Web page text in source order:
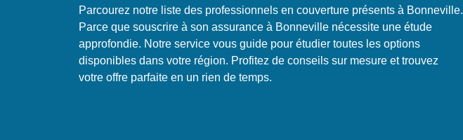
Parcourez notre liste des professionnels en couverture présents à Bonneville.
Parce que souscrire à son assurance à Bonneville nécessite une étude
approfondie. Notre service vous guide pour étudier toutes les options
disponibles dans votre région. Profitez de conseils sur mesure et trouvez
votre offre parfaite en un rien de temps.